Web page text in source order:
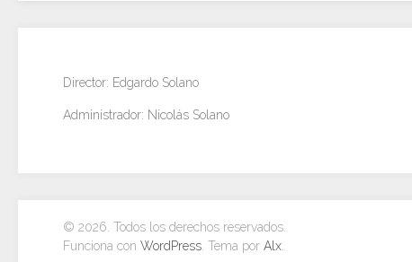
Director: Edgardo Solano
Administrador: Nicolás Solano
© 2026. Todos los derechos reservados.
Funciona con WordPress . Tema por Alx